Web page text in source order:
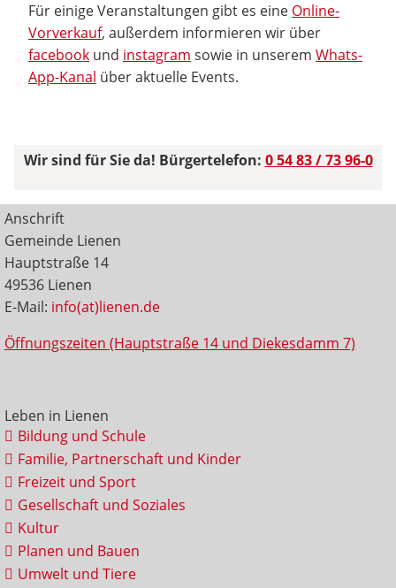
Für einige Veranstaltungen gibt es eine Online-
Vorverkauf, außerdem informieren wir über
facebook und instagram sowie in unserem Whats-
App-Kanal über aktuelle Events.
Wir sind für Sie da! Bürgertelefon: 0 54 83 / 73 96-0
Anschrift
Gemeinde Lienen
Hauptstraße 14
49536 Lienen
E-Mail: info(at)lienen.de
Öffnungszeiten (Hauptstraße 14 und Diekesdamm 7)
Leben in Lienen
Bildung und Schule
Familie, Partnerschaft und Kinder
Freizeit und Sport
Gesellschaft und Soziales
Kultur
Planen und Bauen
Umwelt und Tiere